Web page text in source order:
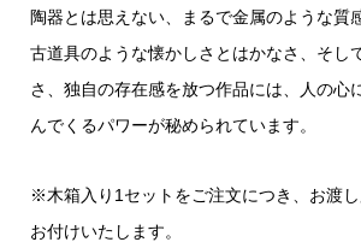
陶器とは思えない、まるで金属のような質
古道具のような懐かしさとはかなさ、そし
さ、独自の存在感を放つ作品には、人の心
んでくるパワーが秘められています。
※木箱入り1セットをご注文につき、お渡
お付けいたします。